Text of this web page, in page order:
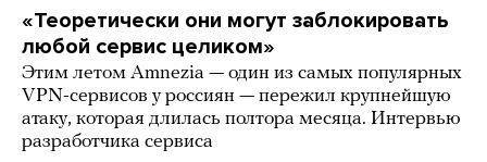
«Теоретически они могут заблокировать
любой сервис целиком»
Этим летом Amnezia — один из самых популярных
VPN-сервисов у россиян — пережил крупнейшую
атаку, которая длилась полтора месяца. Интервью
разработчика сервиса